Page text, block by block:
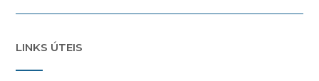
LINKS ÚTEIS